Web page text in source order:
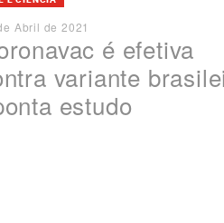
é efetiva
variante
estudo
Abril de 2021